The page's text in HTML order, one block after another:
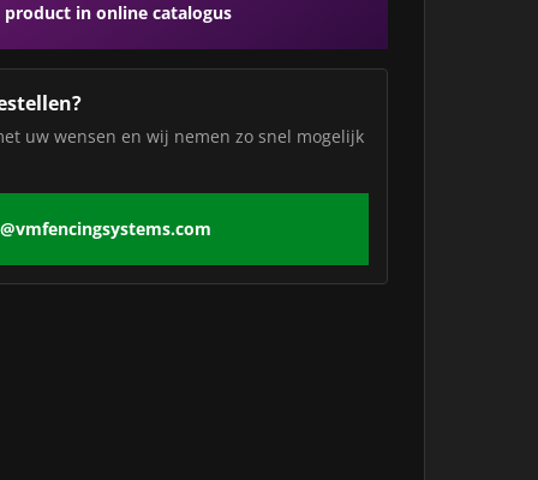
in online catalogus
uw wensen en wij nemen zo snel mogelijk